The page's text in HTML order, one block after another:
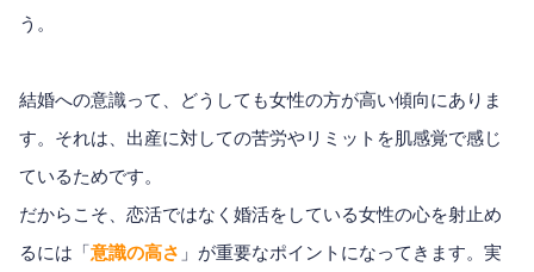
う。
結婚への意識って、どうしても女性の方が高い傾向にありま
す。それは、出産に対しての苦労やリミットを肌感覚で感じ
ているためです。
だからこそ、恋活ではなく婚活をしている女性の心を射止め
るには「意識の高さ 」が重要なポイントになってきます。実